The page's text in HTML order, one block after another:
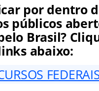
por dentro
públicos
Brasil?
abaixo: